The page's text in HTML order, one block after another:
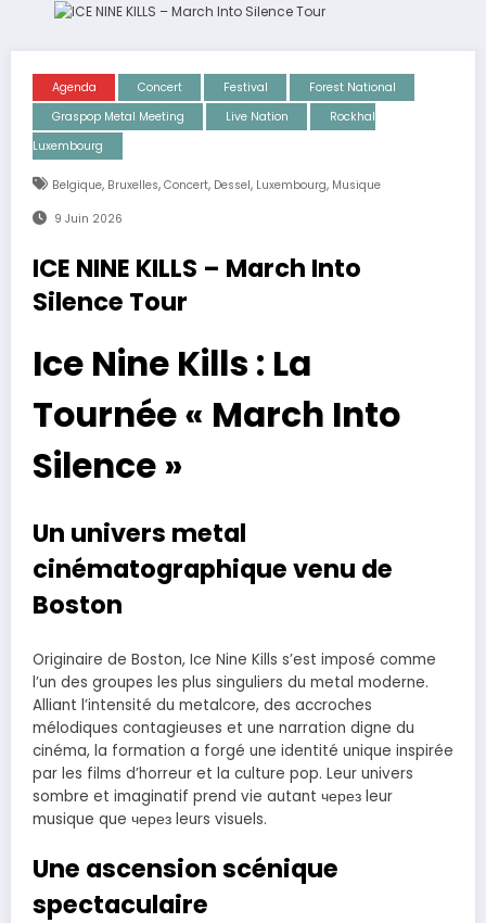
Agenda Concert Festival
Forest National
Graspop Metal Meeting
Live Nation
Rockhal
Luxembourg
Belgique, Bruxelles, Concert, Dessel, Luxembourg, Musique
9 Juin 2026
ICE NINE KILLS – March Into
Silence Tour
Ice Nine Kills : La
Tournée « March Into
Silence »
Un univers metal
cinématographique venu de
Boston
Originaire de Boston, Ice Nine Kills s’est imposé comme
l’un des groupes les plus singuliers du metal moderne.
Alliant l’intensité du metalcore, des accroches
mélodiques contagieuses et une narration digne du
cinéma, la formation a forgé une identité unique inspirée
par les films d’horreur et la culture pop. Leur univers
sombre et imaginatif prend vie autant через leur
musique que через leurs visuels.
Une ascension scénique
spectaculaire